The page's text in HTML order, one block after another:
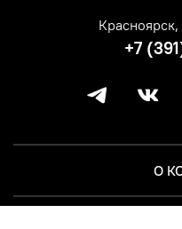
О
Красноярск,
+7